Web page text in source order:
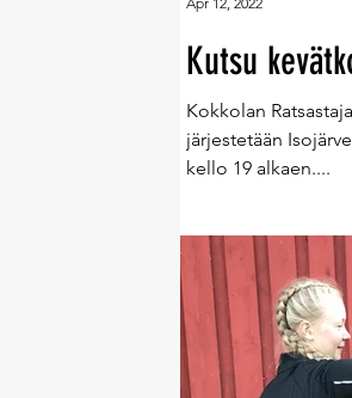
Kutsu
Kokkolan
järjestetään
kello 19 alkaen....